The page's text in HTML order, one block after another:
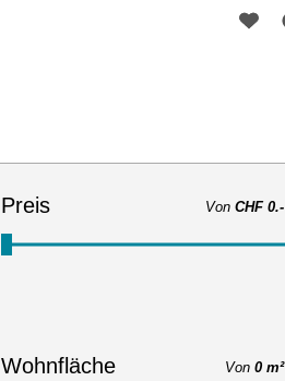
Preis Von CHF 0.-
Wohnfläche Von 0 m²